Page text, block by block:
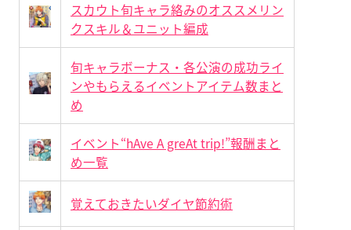
スカウト旬キャラ絡みのオススメリン
クスキル＆ユニット編成
旬キャラボーナス・各公演の成功ライ
ンやもらえるイベントアイテム数まと
め
イベント“hAve A greAt trip!”報酬まと
め一覧
覚えておきたいダイヤ節約術